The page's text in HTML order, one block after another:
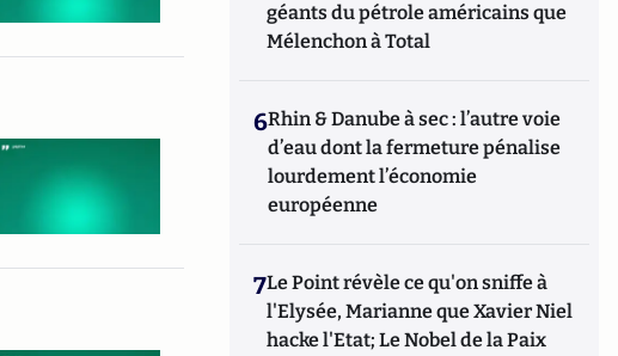
géants du pétrole américains que
Mélenchon à Total
6Rhin & Danube à sec : l’autre voie
d’eau dont la fermeture pénalise
lourdement l’économie
européenne
7Le Point révèle ce qu'on sniffe à
l'Elysée, Marianne que Xavier Niel
hacke l'Etat; Le Nobel de la Paix